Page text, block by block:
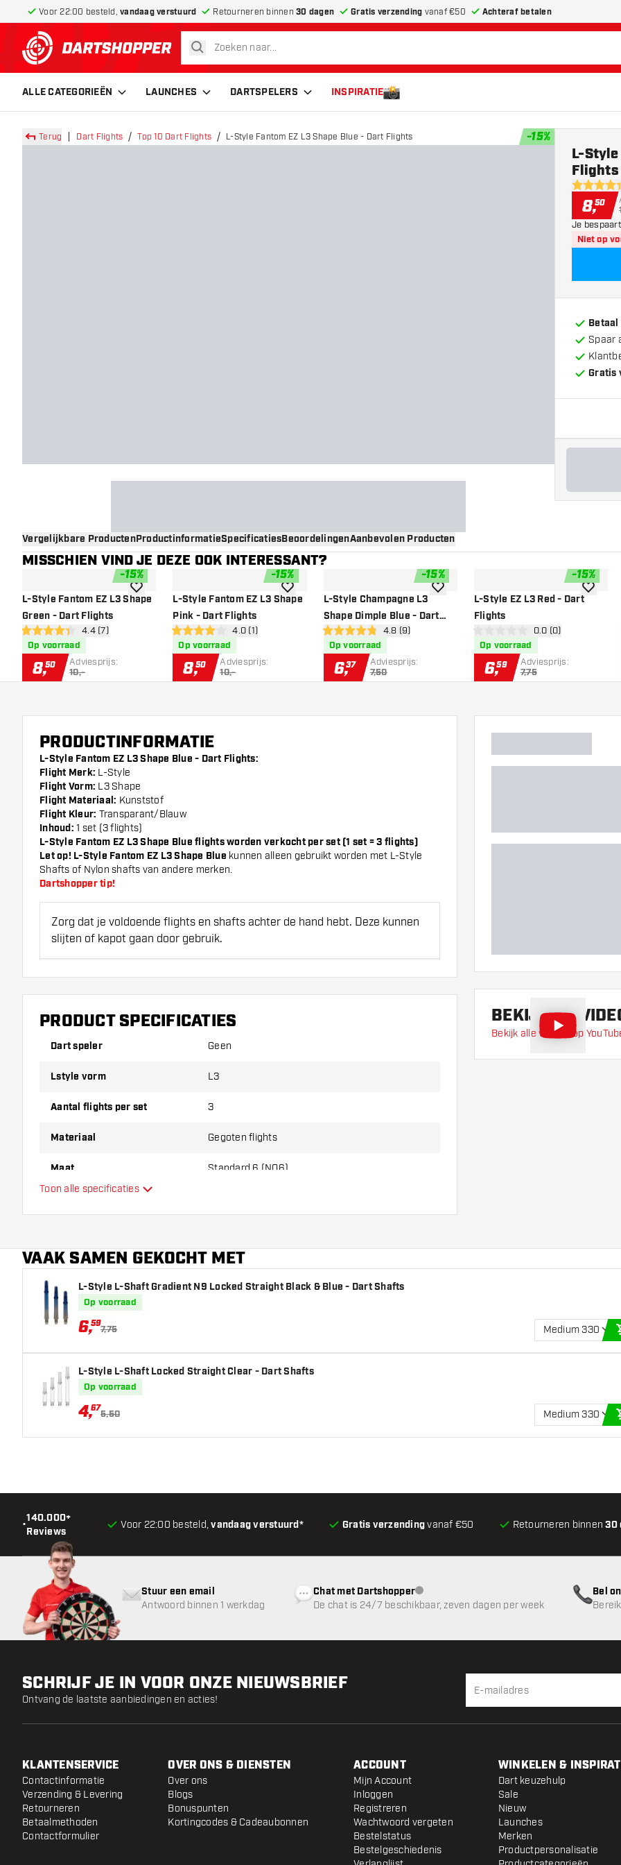
Voor 22:00 besteld, vandaag verstuurd Retourneren binnen 30 dagen Gratis verzending vanaf €50 Achteraf betalen
terug naar home pagina
zoeken
ALLE CATEGORIEËN LAUNCHES DARTSPELERS INSPIRATIE
Terug Dart Flights Top 10 Dart Flights L-Style Fantom EZ L3 Shape Blue - Dart Flights -15%
4.4 score
L-
Flights
8,50
Je bespaart
Niet op
Spaar
Gratis
Vergelijkbare ProductenProductinformatieSpecificatiesBeoordelingenAanbevolen Producten
MISSCHIEN VIND JE DEZE OOK INTERESSANT?
-15%
L-Style Fantom EZ L3 Shape
Green - Dart Flights
open reviews drawer
4.4 score sterren4.4 (7)
Op voorraad
8,50 Adviesprijs:
10,-
toevoegen aan verlanglijst
-15%
L-Style Fantom EZ L3 Shape
Pink - Dart Flights
open reviews drawer
4 score sterren4.0 (1)
Op voorraad
8,50 Adviesprijs:
10,-
toevoegen aan verlanglijst
-15%
L-Style Champagne L3
Shape Dimple Blue - Dart
Flights
open reviews drawer
4.8 score sterren4.8 (9)
Op voorraad
6,37 Adviesprijs:
7,50
toevoegen aan verlanglijst
-15%
L-Style EZ L3 Red - Dart
Flights
open reviews drawer
0 score sterren0.0 (0)
Op voorraad
6,59 Adviesprijs:
7,75
PRODUCTINFORMATIE
L-Style Fantom EZ L3 Shape Blue - Dart Flights:
Flight Merk: L-Style
Flight Vorm: L3 Shape
Flight Materiaal: Kunststof
Flight Kleur: Transparant/Blauw
Inhoud: 1 set (3 flights)
L-Style Fantom EZ L3 Shape Blue flights worden verkocht per set (1 set = 3 flights)
Let op! L-Style Fantom EZ L3 Shape Blue kunnen alleen gebruikt worden met L-Style
Shafts of Nylon shafts van andere merken.
Dartshopper tip!
Zorg dat je voldoende flights en shafts achter de hand hebt. Deze kunnen
slijten of kapot gaan door gebruik.
Probeer eens een andere vorm, materiaal of dikte van de flights om
erachter te komen welke variant het beste bij je past!
PRODUCT SPECIFICATIES
Dart speler Geen
Lstyle vorm L3
Aantal flights per set 3
Materiaal Gegoten flights
Maat Standard 6 (NO6)
Hoofdkleur
Toon alle specificaties
BEKIJK DE
Bekijk alle video's op
VAAK SAMEN GEKOCHT MET
L-Style L-Shaft Gradient N9 Locked Straight Black & Blue - Dart Shafts
Op voorraad
6,59
7,75 Medium 330
L-Style L-Shaft Locked Straight Clear - Dart Shafts
Op voorraad
4,67
5,50 Medium 330
•
140.000+
Reviews
Voor 22:00 besteld,vandaag verstuurd* Gratis verzendingvanaf €50 Retourneren binnen30
Stuur een email
Antwoord binnen 1 werkdag
Chat met Dartshopperklantenservice niet beschikbaar
De chat is 24/7 beschikbaar, zeven dagen per week
Bel
SCHRIJF JE IN VOOR ONZE NIEUWSBRIEF
Ontvang de laatste aanbiedingen en acties!
KLANTENSERVICE
Contactinformatie
Verzending & Levering
Retourneren
Betaalmethoden
Contactformulier
OVER ONS & DIENSTEN
Over ons
Blogs
Bonuspunten
Kortingcodes & Cadeaubonnen
ACCOUNT
Mijn Account
Inloggen
Registreren
Wachtwoord vergeten
Bestelstatus
Bestelgeschiedenis
WINKELEN &
Dart keuzehulp
Sale
Nieuw
Launches
Merken
Productpersonalisatie